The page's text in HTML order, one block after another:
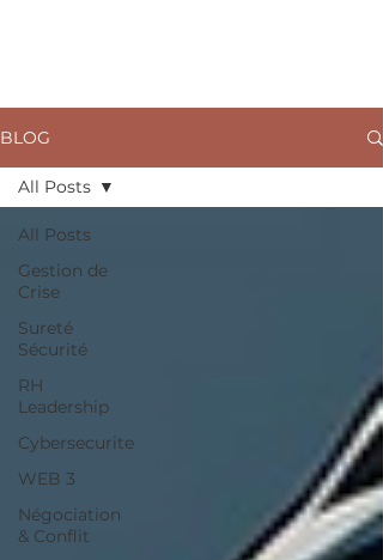
BLOG
All Posts
Gestion de
Crise
Sureté
Sécurité
RH
Leadership
Cybersecurite
WEB 3
Négociation
& Conflit
All Posts